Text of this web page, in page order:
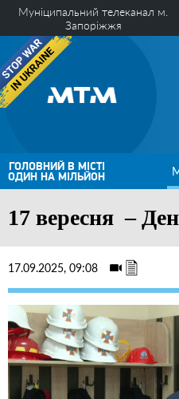
Муніципальний телеканал м.
Запоріжжя
ГОЛОВНИЙ В МІСТІ
ОДИН НА МІЛЬЙОН
17 вересня –
17.09.2025, 09:08